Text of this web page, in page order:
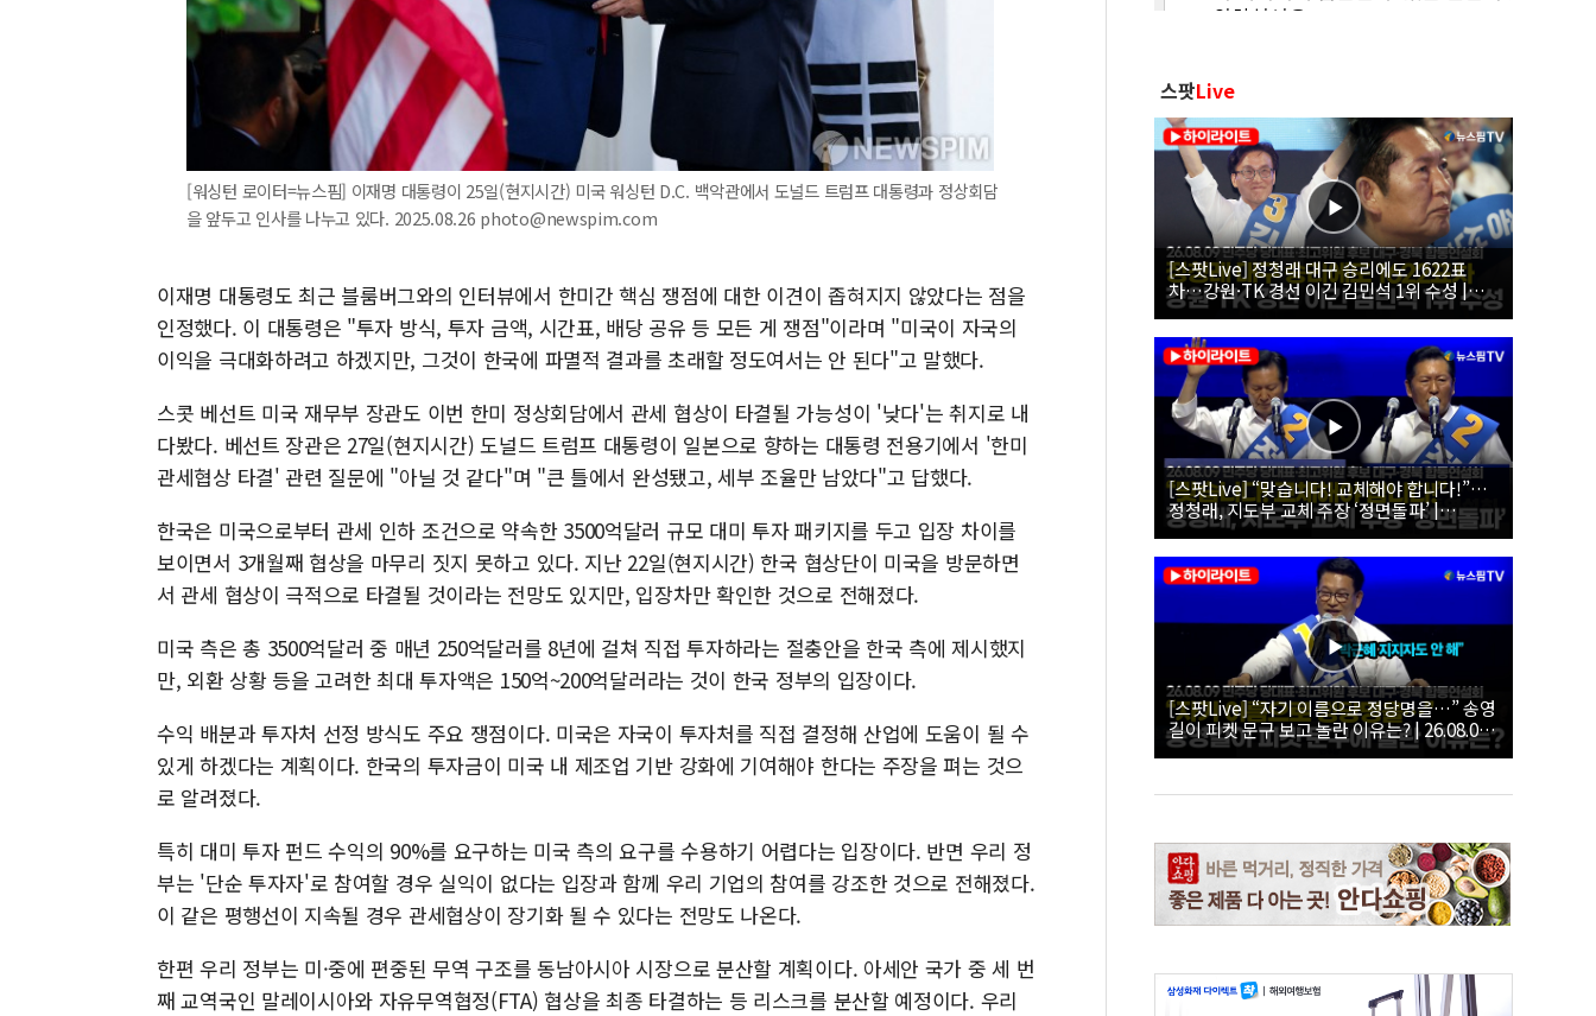
[워싱턴 로이터=뉴스핌] 이재명 대통령이 25일(현지시간) 미국 워싱턴 D.C. 백악관에서 도널드 트럼프 대통령과 정상회담
을 앞두고 인사를 나누고 있다. 2025.08.26 photo@newspim.com
이재명 대통령도 최근 블룸버그와의 인터뷰에서 한미간 핵심 쟁점에 대한 이견이 좁혀지지 않았다는 점을
인정했다. 이 대통령은 "투자 방식, 투자 금액, 시간표, 배당 공유 등 모든 게 쟁점"이라며 "미국이 자국의
이익을 극대화하려고 하겠지만, 그것이 한국에 파멸적 결과를 초래할 정도여서는 안 된다"고 말했다.
스콧 베선트 미국 재무부 장관도 이번 한미 정상회담에서 관세 협상이 타결될 가능성이 '낮다'는 취지로 내
다봤다. 베선트 장관은 27일(현지시간) 도널드 트럼프 대통령이 일본으로 향하는 대통령 전용기에서 '한미
관세협상 타결' 관련 질문에 "아닐 것 같다"며 "큰 틀에서 완성됐고, 세부 조율만 남았다"고 답했다.
한국은 미국으로부터 관세 인하 조건으로 약속한 3500억달러 규모 대미 투자 패키지를 두고 입장 차이를
보이면서 3개월째 협상을 마무리 짓지 못하고 있다. 지난 22일(현지시간) 한국 협상단이 미국을 방문하면
서 관세 협상이 극적으로 타결될 것이라는 전망도 있지만, 입장차만 확인한 것으로 전해졌다.
미국 측은 총 3500억달러 중 매년 250억달러를 8년에 걸쳐 직접 투자하라는 절충안을 한국 측에 제시했지
만, 외환 상황 등을 고려한 최대 투자액은 150억~200억달러라는 것이 한국 정부의 입장이다.
수익 배분과 투자처 선정 방식도 주요 쟁점이다. 미국은 자국이 투자처를 직접 결정해 산업에 도움이 될 수
있게 하겠다는 계획이다. 한국의 투자금이 미국 내 제조업 기반 강화에 기여해야 한다는 주장을 펴는 것으
로 알려졌다.
특히 대미 투자 펀드 수익의 90%를 요구하는 미국 측의 요구를 수용하기 어렵다는 입장이다. 반면 우리 정
부는 '단순 투자자'로 참여할 경우 실익이 없다는 입장과 함께 우리 기업의 참여를 강조한 것으로 전해졌다.
이 같은 평행선이 지속될 경우 관세협상이 장기화 될 수 있다는 전망도 나온다.
한편 우리 정부는 미·중에 편중된 무역 구조를 동남아시아 시장으로 분산할 계획이다. 아세안 국가 중 세 번
째 교역국인 말레이시아와 자유무역협정(FTA) 협상을 최종 타결하는 등 리스크를 분산할 예정이다. 우리
스팟Live
[스팟Live] 정청래 대구 승리에도 1622표
차…강원·TK 경선 이긴 김민석 1위 수성 |
26.08.09 더불어민주당 당대표·최고위원 후
보 대구·경북 합동연설회
[스팟Live] “맞습니다! 교체해야 합니다!”…
정청래, 지도부 교체 주장 ‘정면돌파’ |
26.08.09 더불어민주당 당대표·최고위원 후
보 대구·경북 합동연설회
[스팟Live] “자기 이름으로 정당명을…” 송영
길이 피켓 문구 보고 놀란 이유는? | 26.08.09
더불어민주당 당대표·최고위원 후보 대구·경